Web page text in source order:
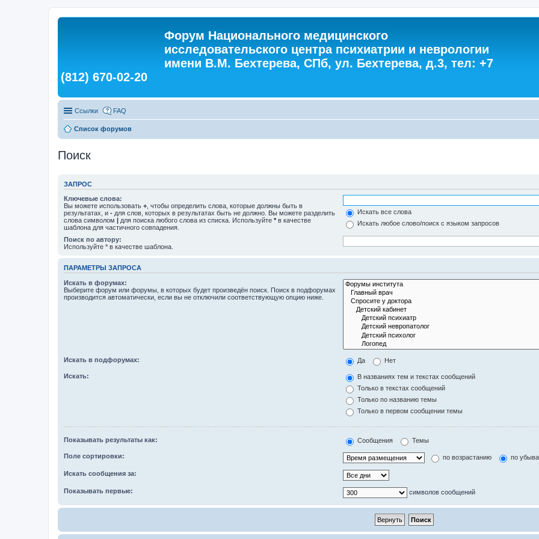
Форум Национального медицинского
исследовательского центра психиатрии и неврологии
имени В.М. Бехтерева, СПб, ул. Бехтерева, д.3, тел: +7
(812) 670-02-20
Ссылки FAQ
Список форумов
Поиск
ЗАПРОС
Ключевые слова:
Вы можете использовать + , чтобы определить слова, которые должны быть в
результатах, и - для слов, которых в результатах быть не должно. Вы можете разделить
слова символом | для поиска любого слова из списка. Используйте * в качестве
шаблона для частичного совпадения.
Искать все слова
Искать любое слово/поиск с языком запросов
Поиск по автору:
Используйте * в качестве шаблона.
ПАРАМЕТРЫ ЗАПРОСА
Искать в форумах:
Выберите форум или форумы, в которых будет произведён поиск. Поиск в подфорумах
производится автоматически, если вы не отключили соответствующую опцию ниже.
Искать в подфорумах: Да Нет
Искать:
В названиях тем и текстах сообщений
Только в текстах сообщений
Только по названию темы
Только в первом сообщении темы
Показывать результаты как: Сообщения Темы
Поле сортировки: по возрастанию по
Искать сообщения за:
Показывать первые: символов сообщений